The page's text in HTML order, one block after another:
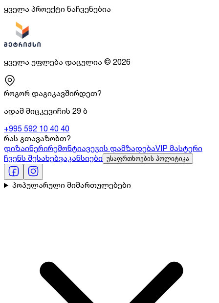
ყველა პროექტი ნაჩვენებია
ყველა უფლება დაცულია © 2026
როგორ დაგიკავშირდეთ?
ადამ მიცკევიჩის 29 ბ
+995 592 10 40 40
რას გთავაზობთ?
დიზაინერირემონტიავეჯის დამზადებაVIP მასტერი
ჩვენს შესახებვაკანსიები უსაფრთხოების პოლიტიკა
პოპულარული მიმართულებები